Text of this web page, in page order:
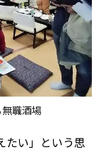
職酒場
たい」という思